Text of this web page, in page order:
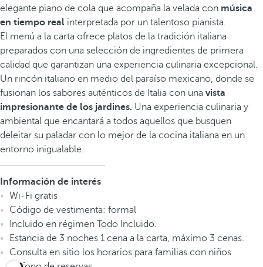
elegante piano de cola que acompaña la velada con música
en tiempo real interpretada por un talentoso pianista.
El menú a la carta ofrece platos de la tradición italiana
preparados con una selección de ingredientes de primera
calidad que garantizan una experiencia culinaria excepcional.
Un rincón italiano en medio del paraíso mexicano, donde se
fusionan los sabores auténticos de Italia con una vista
impresionante de los jardines. Una experiencia culinaria y
ambiental que encantará a todos aquellos que busquen
deleitar su paladar con lo mejor de la cocina italiana en un
entorno inigualable.
Información de interés
Wi-Fi gratis
Código de vestimenta: formal
Incluido en régimen Todo Incluido.
Estancia de 3 noches 1 cena a la carta, máximo 3 cenas.
Consulta en sitio los horarios para familias con niños